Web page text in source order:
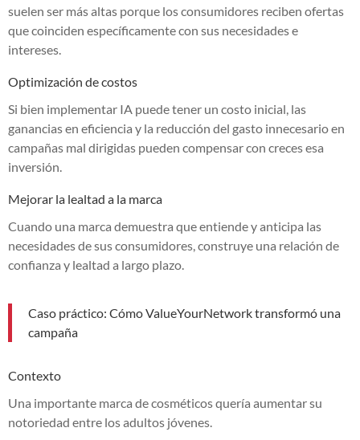
suelen ser más altas porque los consumidores reciben ofertas
que coinciden específicamente con sus necesidades e
intereses.
Optimización de costos
Si bien implementar IA puede tener un costo inicial, las
ganancias en eficiencia y la reducción del gasto innecesario en
campañas mal dirigidas pueden compensar con creces esa
inversión.
Mejorar la lealtad a la marca
Cuando una marca demuestra que entiende y anticipa las
necesidades de sus consumidores, construye una relación de
confianza y lealtad a largo plazo.
Caso práctico: Cómo ValueYourNetwork transformó una
campaña
Contexto
Una importante marca de cosméticos quería aumentar su
notoriedad entre los adultos jóvenes.